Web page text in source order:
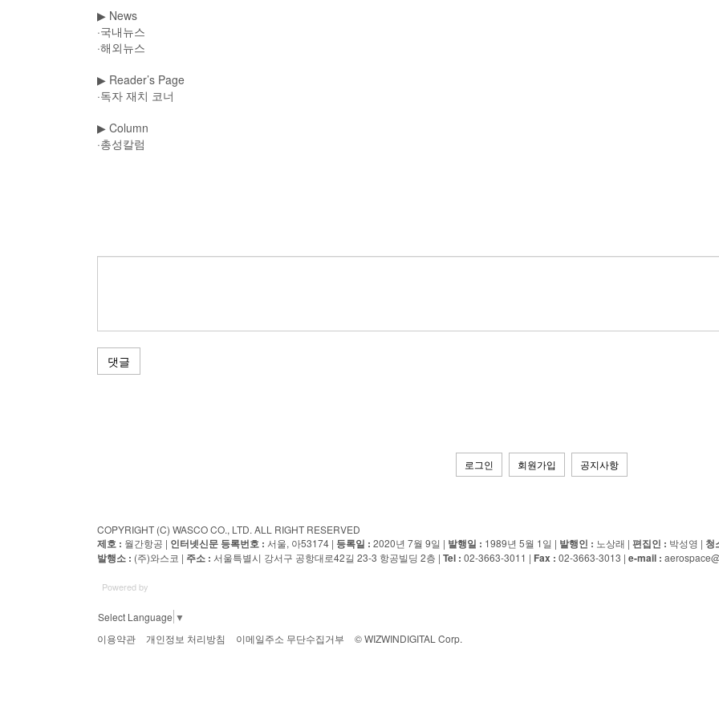
▶ News
·국내뉴스
·해외뉴스
▶ Reader’s Page
·독자 재치 코너
▶ Column
·총성칼럼
댓글
로그인 회원가입 공지사항
COPYRIGHT (C) WASCO CO., LTD. ALL RIGHT RESERVED
제호 : 월간항공 | 인터넷신문 등록번호 : 서울, 아53174 | 등록일 : 2020년 7월 9일 | 발행일 : 1989년 5월 1일 | 발행인 : 노상래 | 편집인 : 박성영 | 청
발행소 : (주)와스코 | 주소 : 서울특별시 강서구 공항대로42길 23-3 항공빌딩 2층 | Tel : 02-3663-3011 | Fax : 02-3663-3013 | e-mail :
Powered by
Select Language ▼
이용약관
개인정보 처리방침 이메일주소 무단수집거부 © WIZWINDIGITAL Corp.